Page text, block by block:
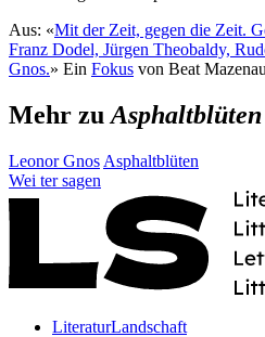
Aus: «Mit der Zeit, gegen die Zeit.
Franz Dodel, Jürgen Theobaldy,
Gnos.» Ein Fokus von Beat
Mehr zu Asphaltblüten
Leonor Gnos Asphaltblüten
Wei ter sagen
LiteraturLandschaft